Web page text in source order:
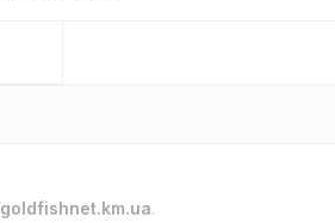
goldfishnet.km.ua.